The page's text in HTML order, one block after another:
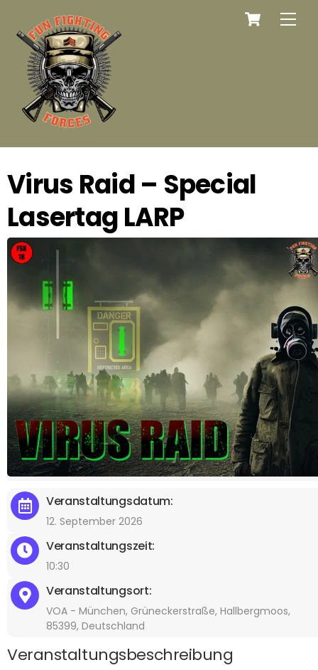
content
Cart
Virus Raid – Special
Lasertag LARP
Veranstaltungsdatum:
12. September 2026
Veranstaltungszeit:
10:30
Veranstaltungsort:
VOA - München, Grüneckerstraße, Hallbergmoos,
85399, Deutschland
Veranstaltungsbeschreibung